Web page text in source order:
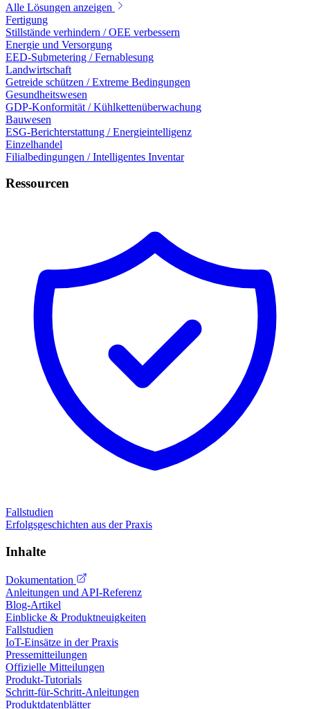
Alle Lösungen anzeigen
Fertigung
Stillstände verhindern / OEE verbessern
Energie und Versorgung
EED-Submetering / Fernablesung
Landwirtschaft
Getreide schützen / Extreme Bedingungen
Gesundheitswesen
GDP-Konformität / Kühlkettenüberwachung
Bauwesen
ESG-Berichterstattung / Energieintelligenz
Einzelhandel
Filialbedingungen / Intelligentes Inventar
Ressourcen
Fallstudien
Erfolgsgeschichten aus der Praxis
Inhalte
Dokumentation
Anleitungen und API-Referenz
Blog-Artikel
Einblicke & Produktneuigkeiten
Fallstudien
IoT-Einsätze in der Praxis
Pressemitteilungen
Offizielle Mitteilungen
Produkt-Tutorials
Schritt-für-Schritt-Anleitungen
Produktdatenblätter